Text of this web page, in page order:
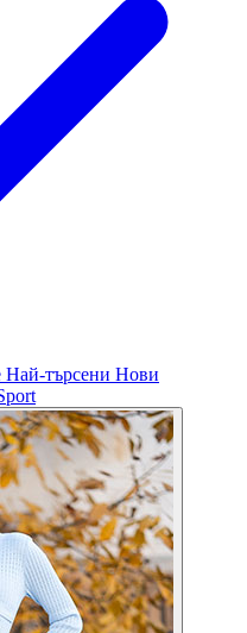
Най-търсени Нови